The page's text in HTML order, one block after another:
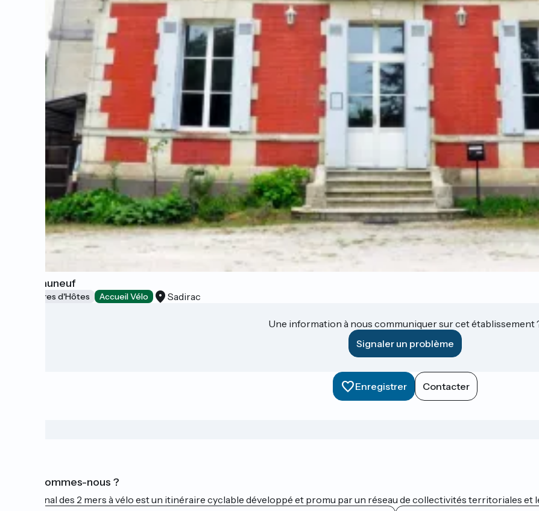
Chateauneuf
Chambres d'Hôtes Accueil Vélo Sadirac
Une information à nous communiquer sur cet établissement
Signaler un problème
Enregistrer Contacter
Qui sommes-nous ?
Le Canal des 2 mers à vélo est un itinéraire cyclable développé et promu par un réseau de collectivités territoriales